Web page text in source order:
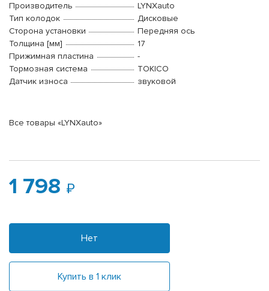
Производитель
LYNXauto
Тип колодок
Дисковые
Сторона установки
Передняя ось
Толщина [мм]
17
Прижимная пластина
-
Тормозная система
TOKICO
Датчик износа
звуковой
Все товары «LYNXauto»
1 798
Нет
Купить в 1 клик